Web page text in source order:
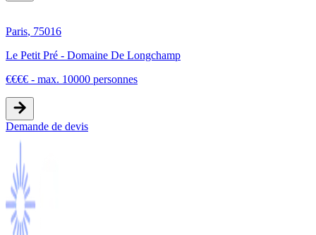
Paris, 75016
Le Petit Pré - Domaine De Longchamp
€€€€ - max. 10000 personnes
Demande de devis